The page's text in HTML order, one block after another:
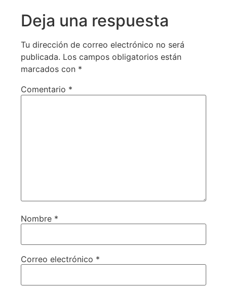
Deja una respuesta
Tu dirección de correo electrónico no será
publicada. Los campos obligatorios están
marcados con *
Comentario *
Nombre *
Correo electrónico *